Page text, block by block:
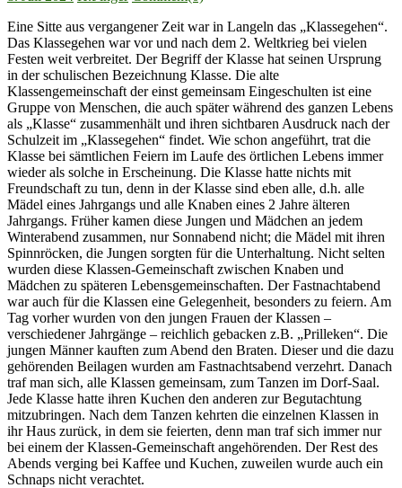
Eine Sitte aus vergangener Zeit war in Langeln das „Klassegehen“.
Das Klassegehen war vor und nach dem 2. Weltkrieg bei vielen
Festen weit verbreitet. Der Begriff der Klasse hat seinen Ursprung
in der schulischen Bezeichnung Klasse. Die alte
Klassengemeinschaft der einst gemeinsam Eingeschulten ist eine
Gruppe von Menschen, die auch später während des ganzen Lebens
als „Klasse“ zusammenhält und ihren sichtbaren Ausdruck nach der
Schulzeit im „Klassegehen“ findet. Wie schon angeführt, trat die
Klasse bei sämtlichen Feiern im Laufe des örtlichen Lebens immer
wieder als solche in Erscheinung. Die Klasse hatte nichts mit
Freundschaft zu tun, denn in der Klasse sind eben alle, d.h. alle
Mädel eines Jahrgangs und alle Knaben eines 2 Jahre älteren
Jahrgangs. Früher kamen diese Jungen und Mädchen an jedem
Winterabend zusammen, nur Sonnabend nicht; die Mädel mit ihren
Spinnröcken, die Jungen sorgten für die Unterhaltung. Nicht selten
wurden diese Klassen-Gemeinschaft zwischen Knaben und
Mädchen zu späteren Lebensgemeinschaften. Der Fastnachtabend
war auch für die Klassen eine Gelegenheit, besonders zu feiern. Am
Tag vorher wurden von den jungen Frauen der Klassen –
verschiedener Jahrgänge – reichlich gebacken z.B. „Prilleken“. Die
jungen Männer kauften zum Abend den Braten. Dieser und die dazu
gehörenden Beilagen wurden am Fastnachtsabend verzehrt. Danach
traf man sich, alle Klassen gemeinsam, zum Tanzen im Dorf-Saal.
Jede Klasse hatte ihren Kuchen den anderen zur Begutachtung
mitzubringen. Nach dem Tanzen kehrten die einzelnen Klassen in
ihr Haus zurück, in dem sie feierten, denn man traf sich immer nur
bei einem der Klassen-Gemeinschaft angehörenden. Der Rest des
Abends verging bei Kaffee und Kuchen, zuweilen wurde auch ein
Schnaps nicht verachtet.